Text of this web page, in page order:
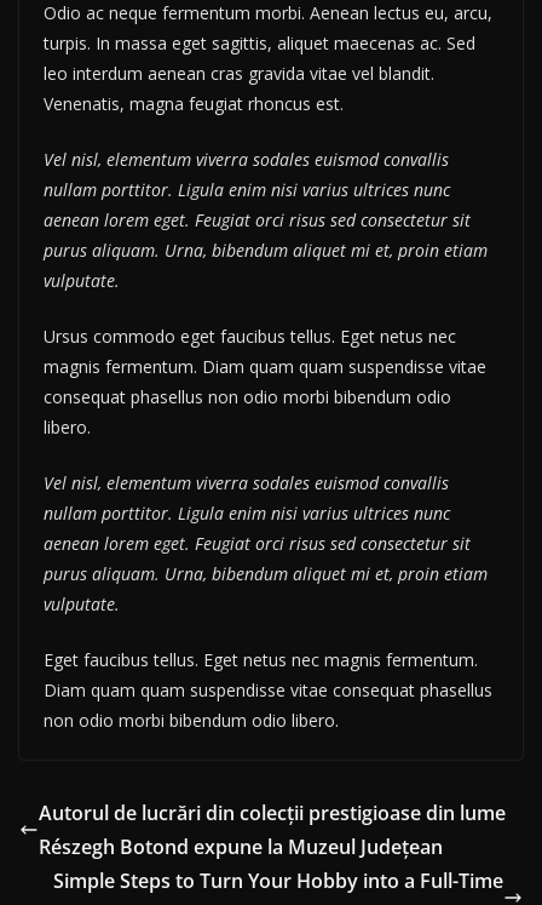
Odio ac neque fermentum morbi. Aenean lectus eu, arcu,
turpis. In massa eget sagittis, aliquet maecenas ac. Sed
leo interdum aenean cras gravida vitae vel blandit.
Venenatis, magna feugiat rhoncus est.
Vel nisl, elementum viverra sodales euismod convallis
nullam porttitor. Ligula enim nisi varius ultrices nunc
aenean lorem eget. Feugiat orci risus sed consectetur sit
purus aliquam. Urna, bibendum aliquet mi et, proin etiam
vulputate.
Ursus commodo eget faucibus tellus. Eget netus nec
magnis fermentum. Diam quam quam suspendisse vitae
consequat phasellus non odio morbi bibendum odio
libero.
Vel nisl, elementum viverra sodales euismod convallis
nullam porttitor. Ligula enim nisi varius ultrices nunc
aenean lorem eget. Feugiat orci risus sed consectetur sit
purus aliquam. Urna, bibendum aliquet mi et, proin etiam
vulputate.
Eget faucibus tellus. Eget netus nec magnis fermentum.
Diam quam quam suspendisse vitae consequat phasellus
non odio morbi bibendum odio libero.
Autorul de lucrări din colecţii prestigioase din lume
Részegh Botond expune la Muzeul Judeţean
Simple Steps to Turn Your Hobby into a Full-Time